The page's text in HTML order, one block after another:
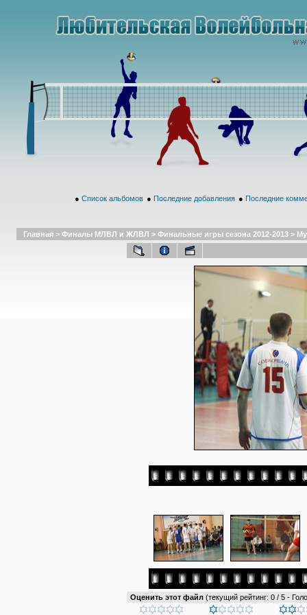
● Список альбомов ● Последние добавления ● Последние
Главная > Финалы МЛВЛ и ЖЛВЛ > Финальные игры сезона 2012-2013 >
Оценить этот файл (текущий рейтинг: 0 / 5 -